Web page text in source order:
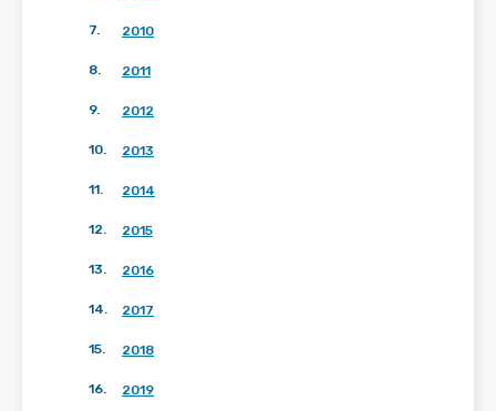
7. 2010
8. 2011
9. 2012
10. 2013
11. 2014
12. 2015
13. 2016
14. 2017
15. 2018
16. 2019